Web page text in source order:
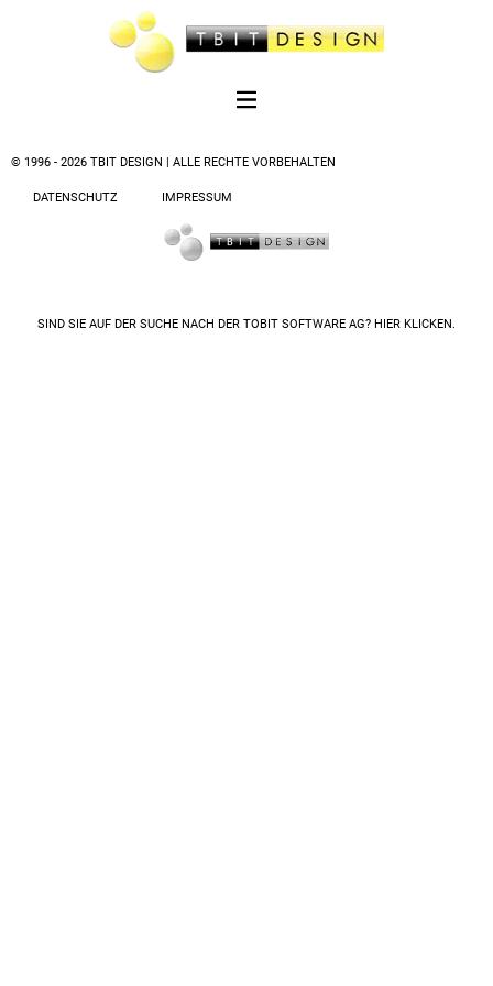
© 1996 - 2026 TBIT DESIGN | ALLE RECHTE VORBEHALTEN
DATENSCHUTZ IMPRESSUM
SIND SIE AUF DER SUCHE NACH DER TOBIT SOFTWARE AG? HIER KLICKEN.